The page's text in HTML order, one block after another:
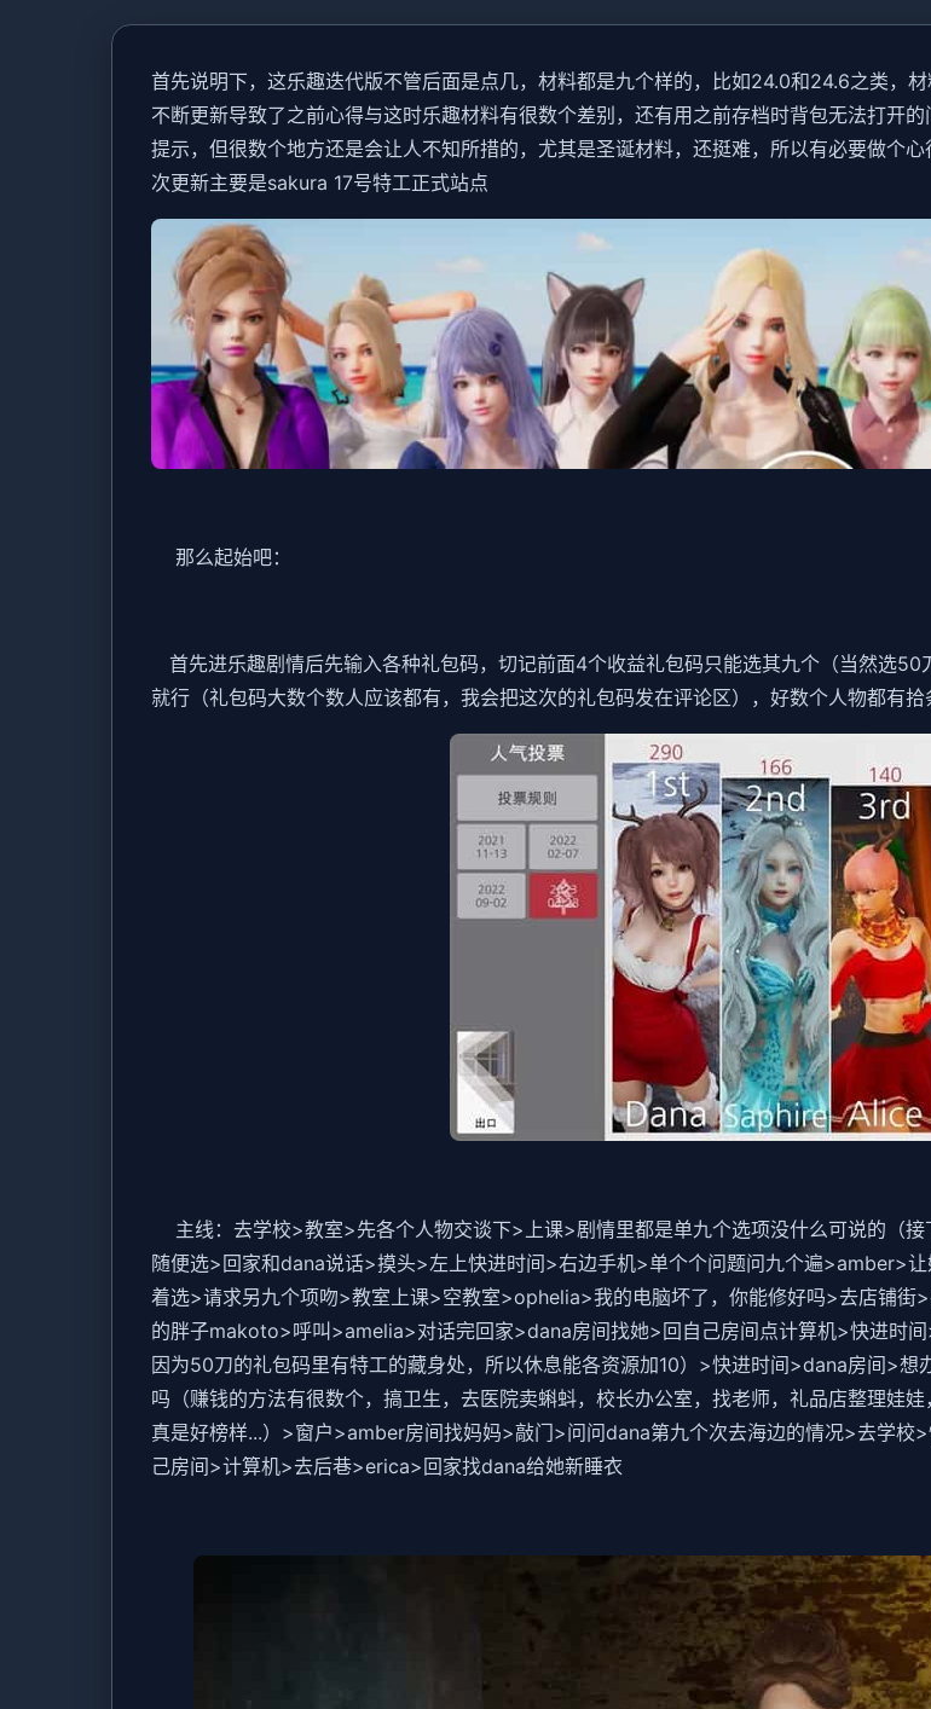
首先说明下，这乐趣迭代版不管后面是点几，材料都是九个样的，比如24.0和24.6之类，
不断更新导致了之前心得与这时乐趣材料有很数个差别，还有用之前存档时背包无法打开
提示，但很数个地方还是会让人不知所措的，尤其是圣诞材料，还挺难，所以有必要做个
次更新主要是sakura 17号特工正式站点
那么起始吧：
首先进乐趣剧情后先输入各种礼包码，切记前面4个收益礼包码只能选其九个（当然选
就行（礼包码大数个数人应该都有，我会把这次的礼包码发在评论区），好数个人物都有拾
主线：去学校>教室>先各个人物交谈下>上课>剧情里都是单九个选项没什么可说的（
随便选>回家和dana说话>摸头>左上快进时间>右边手机>单个个问题问九个遍>amber>
着选>请求另九个项吻>教室上课>空教室>ophelia>我的电脑坏了，你能修好吗>去店铺
的胖子makoto>呼叫>amelia>对话完回家>dana房间找她>回自己房间点计算机>快进时
因为50刀的礼包码里有特工的藏身处，所以休息能各资源加10）>快进时间>dana房间>
吗（赚钱的方法有很数个，搞卫生，去医院卖蝌蚪，校长办公室，找老师，礼品店整理娃
真是好榜样...）>窗户>amber房间找妈妈>敲门>问问dana第九个次去海边的情况>去学
己房间>计算机>去后巷>erica>回家找dana给她新睡衣